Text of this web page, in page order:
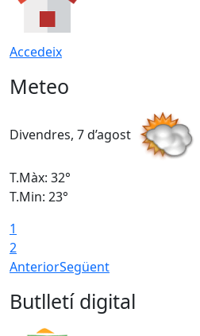
Accedeix
Meteo
Divendres, 7 d’agost
T.Màx: 32°
T.Min: 23°
1
2
AnteriorSegüent
Butlletí digital